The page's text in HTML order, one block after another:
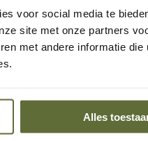
voor social media te
site met onze partners
met andere informatie die
Alles